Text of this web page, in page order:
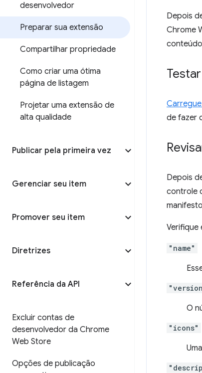
desenvolvedor
Preparar sua extensão
Compartilhar propriedade
Como criar uma ótima
página de listagem
Projetar uma extensão de
alta qualidade
Publicar pela primeira vez
Gerenciar seu item
Promover seu item
Diretrizes
Referência da API
Excluir contas de
desenvolvedor da Chrome
Web Store
Opções de publicação
Depois
Chrome
de fazer
Depois
controle
Verifique
"name"
O
"icons"